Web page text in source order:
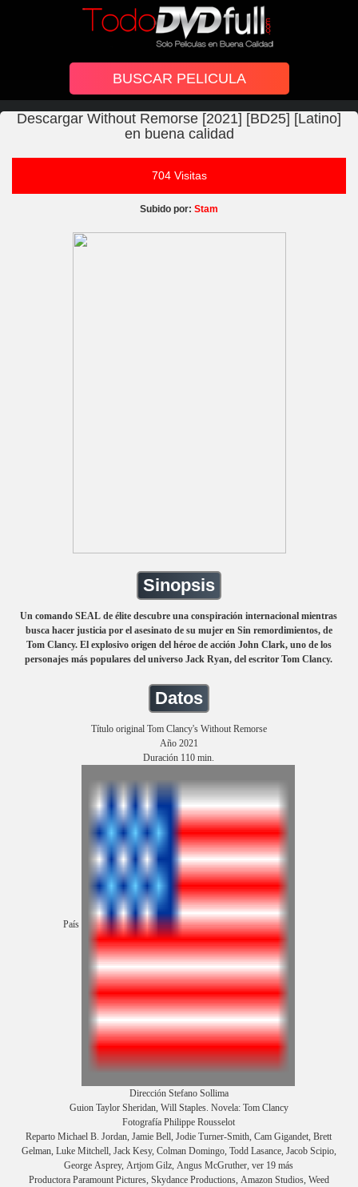
Descargar Without Remorse [2021] [BD25] [Latino]
en buena calidad
704 Visitas
Subido por: Stam
Sinopsis
Un comando SEAL de élite descubre una conspiración internacional mientras
busca hacer justicia por el asesinato de su mujer en Sin remordimientos, de
Tom Clancy. El explosivo origen del héroe de acción John Clark, uno de los
personajes más populares del universo Jack Ryan, del escritor Tom Clancy.
Datos
Título original Tom Clancy's Without Remorse
Año 2021
Duración 110 min.
País
Dirección Stefano Sollima
Guion Taylor Sheridan, Will Staples. Novela: Tom Clancy
Fotografía Philippe Rousselot
Reparto Michael B. Jordan, Jamie Bell, Jodie Turner-Smith, Cam Gigandet, Brett
Gelman, Luke Mitchell, Jack Kesy, Colman Domingo, Todd Lasance, Jacob Scipio,
George Asprey, Artjom Gilz, Angus McGruther, ver 19 más
Productora Paramount Pictures, Skydance Productions, Amazon Studios, Weed